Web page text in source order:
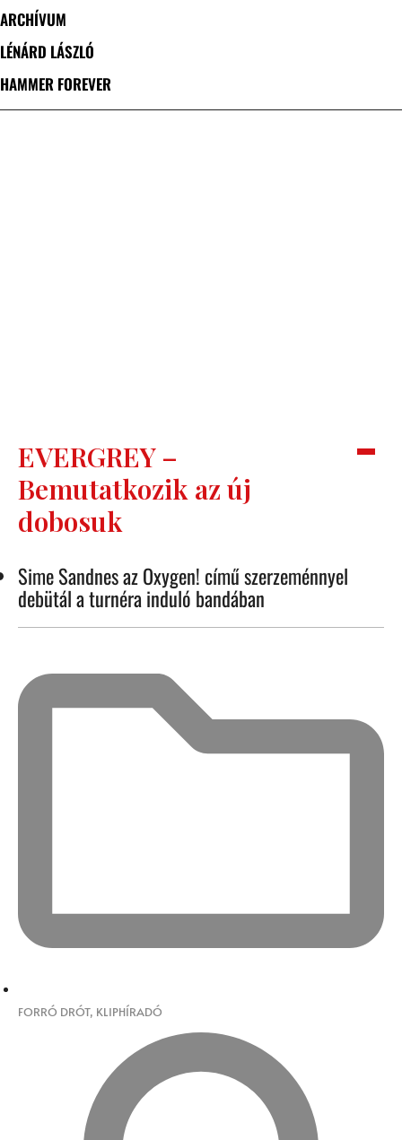
ARCHÍVUM
LÉNÁRD LÁSZLÓ
HAMMER FOREVER
EVERGREY –
Bemutatkozik az új
dobosuk
Sime Sandnes az Oxygen! című szerzeménnyel
debütál a turnéra induló bandában
FORRÓ DRÓT, KLIPHÍRADÓ